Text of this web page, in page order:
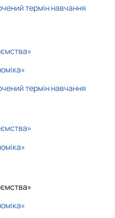
термін навчання
термін навчання